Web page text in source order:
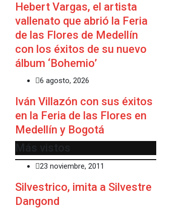
Hebert Vargas, el artista
vallenato que abrió la Feria
de las Flores de Medellín
con los éxitos de su nuevo
álbum ‘Bohemio’
6 agosto, 2026
Iván Villazón con sus éxitos
en la Feria de las Flores en
Medellín y Bogotá
Más vistos
23 noviembre, 2011
Silvestrico, imita a Silvestre
Dangond